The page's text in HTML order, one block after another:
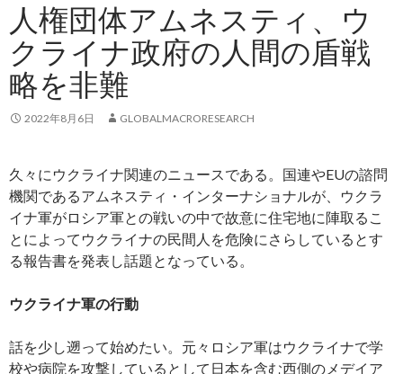
人権団体アムネスティ、ウ
クライナ政府の人間の盾戦
略を非難
2022年8月6日 GLOBALMACRORESEARCH
久々にウクライナ関連のニュースである。国連やEUの諮問
機関であるアムネスティ・インターナショナルが、ウクラ
イナ軍がロシア軍との戦いの中で故意に住宅地に陣取るこ
とによってウクライナの民間人を危険にさらしているとす
る報告書を発表し話題となっている。
ウクライナ軍の行動
話を少し遡って始めたい。元々ロシア軍はウクライナで学
校や病院を攻撃しているとして日本を含む西側のメデイア